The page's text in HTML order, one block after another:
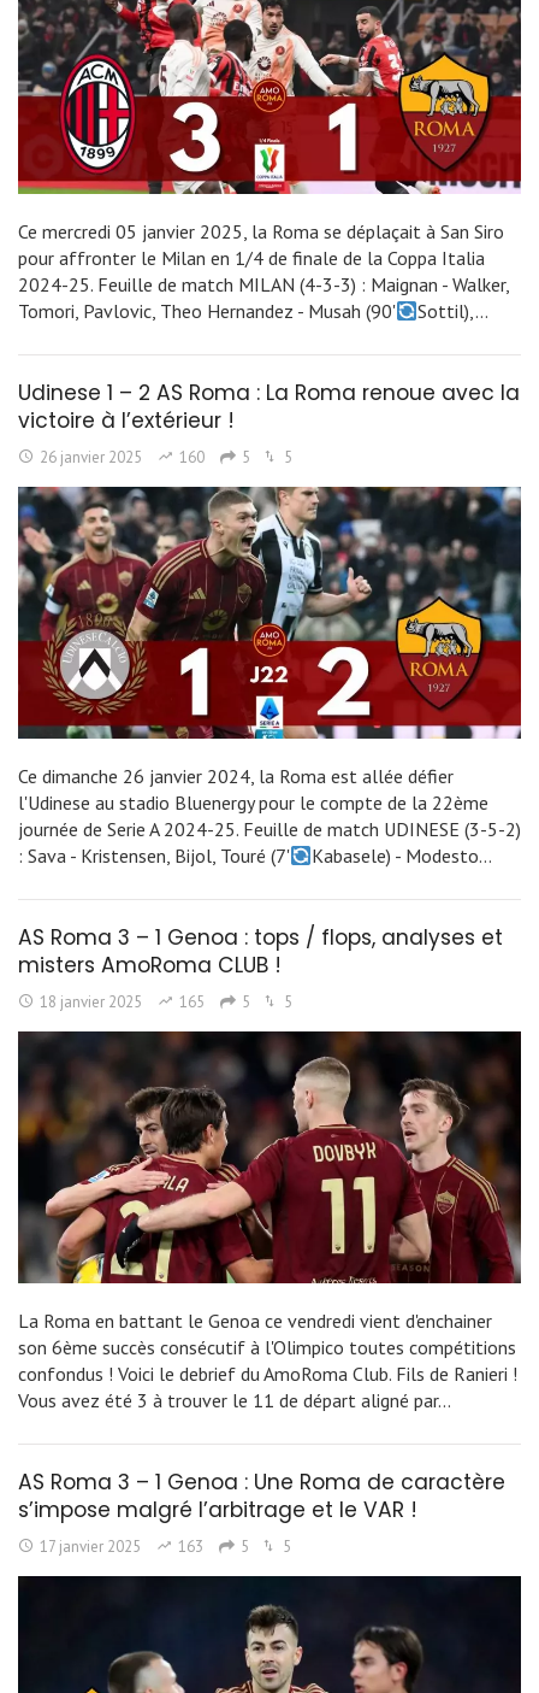
Ce mercredi 05 janvier 2025, la Roma se déplaçait à San Siro
pour affronter le Milan en 1/4 de finale de la Coppa Italia
2024-25. Feuille de match MILAN (4-3-3) : Maignan - Walker,
Tomori, Pavlovic, Theo Hernandez - Musah (90'
Sottil),…
Udinese 1 – 2 AS Roma : La Roma renoue avec la
victoire à l’extérieur !
26 janvier 2025 160 5 5
Ce dimanche 26 janvier 2024, la Roma est allée défier
l'Udinese au stadio Bluenergy pour le compte de la 22ème
journée de Serie A 2024-25. Feuille de match UDINESE (3-5-2)
: Sava - Kristensen, Bijol, Touré (7'
Kabasele) - Modesto…
AS Roma 3 – 1 Genoa : tops / flops, analyses et
misters AmoRoma CLUB !
18 janvier 2025 165 5 5
La Roma en battant le Genoa ce vendredi vient d'enchainer
son 6ème succès consécutif à l'Olimpico toutes compétitions
confondus ! Voici le debrief du AmoRoma Club. Fils de Ranieri !
Vous avez été 3 à trouver le 11 de départ aligné par…
AS Roma 3 – 1 Genoa : Une Roma de caractère
s’impose malgré l’arbitrage et le VAR !
17 janvier 2025 163 5 5